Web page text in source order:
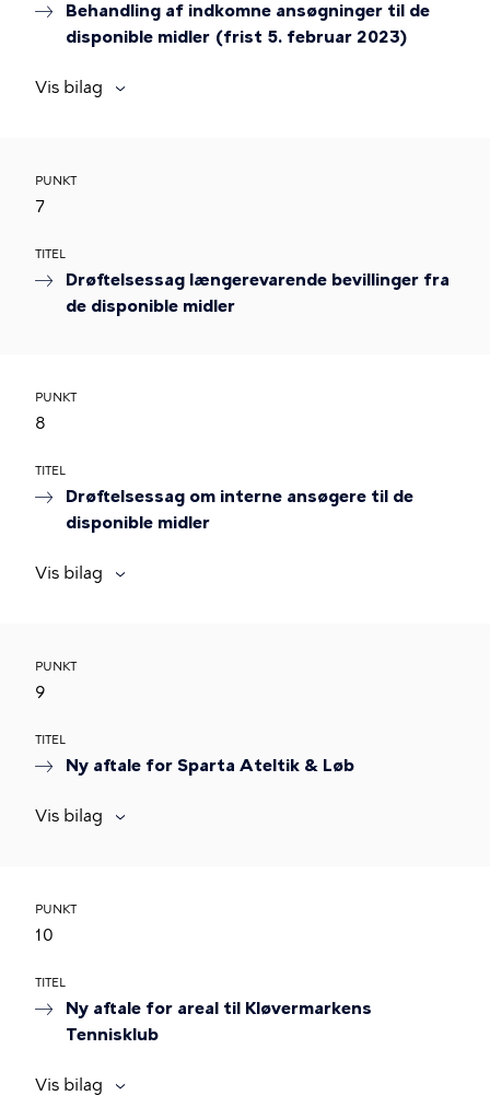
Behandling af indkomne ansøgninger til de
disponible midler (frist 5. februar 2023)
Vis bilag
PUNKT
7
TITEL
Drøftelsessag længerevarende bevillinger fra
de disponible midler
PUNKT
8
TITEL
Drøftelsessag om interne ansøgere til de
disponible midler
Vis bilag
PUNKT
9
TITEL
Ny aftale for Sparta Ateltik & Løb
Vis bilag
PUNKT
10
TITEL
Ny aftale for areal til Kløvermarkens
Tennisklub
Vis bilag